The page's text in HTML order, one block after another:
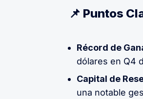
📌 Puntos
Récord de
dólares en Q4
Capital de
una notable